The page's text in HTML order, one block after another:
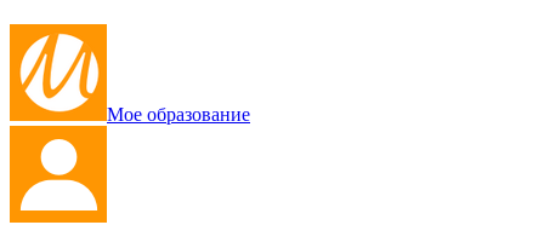
Мое образование